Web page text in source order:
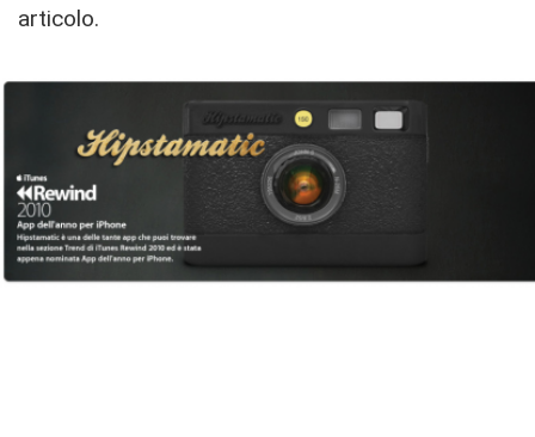
articolo.